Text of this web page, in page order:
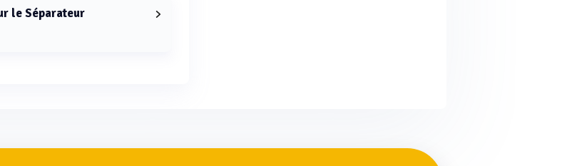
le Séparateur